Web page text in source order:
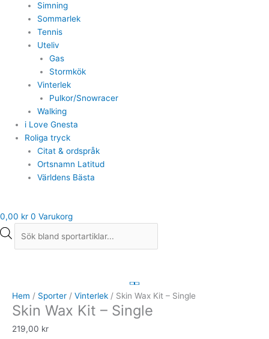
Simning
Sommarlek
Tennis
Uteliv
Gas
Stormkök
Vinterlek
Pulkor/Snowracer
Walking
i Love Gnesta
Roliga tryck
Citat & ordspråk
Ortsnamn Latitud
Världens Bästa
0,00 kr 0 Varukorg
Hem / Sporter / Vinterlek / Skin Wax Kit – Single
Skin Wax Kit – Single
219,00 kr
Kit
-
mängd